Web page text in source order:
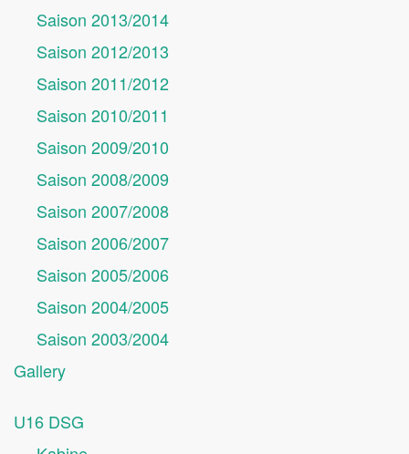
Saison 2013/2014
Saison 2012/2013
Saison 2011/2012
Saison 2010/2011
Saison 2009/2010
Saison 2008/2009
Saison 2007/2008
Saison 2006/2007
Saison 2005/2006
Saison 2004/2005
Saison 2003/2004
Gallery
U16 DSG